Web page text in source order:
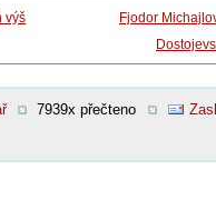
výš
Fjodor
7939x přečteno